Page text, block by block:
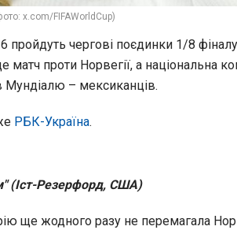
x.com/FIFAWorldCup)
пройдуть чергові поєдинки 1/8
матч проти Норвегії, а національна
Мундіалю – мексиканців.
РБК-Україна.
(Іст-Резерфорд, США)
ще жодного разу не перемагала